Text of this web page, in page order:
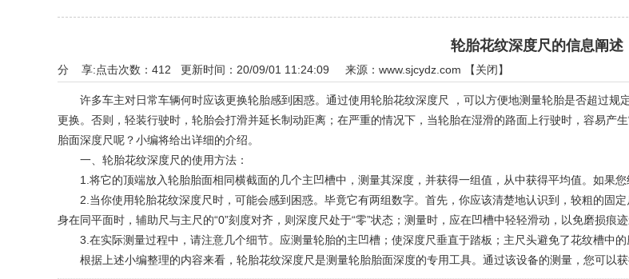
轮胎花纹深度尺的信息阐述
点击次数： 412 更新时间：20/09/01 11:24:09 来源： www.sjcydz.com 【关闭】
分 享:
许多车主对日常车辆何时应该更换轮胎感到困惑。通过使用轮胎花纹深度尺 ，可以方便地测量轮胎是否超过规
更换。否则，轻装行驶时，轮胎会打滑并延长制动距离；在严重的情况下，当轮胎在湿滑的路面上行驶时，容易产
胎面深度尺呢？小编将给出详细的介绍。
一、轮胎花纹深度尺的使用方法：
1.将它的顶端放入轮胎胎面相同横截面的几个主凹槽中，测量其深度，并获得一组值，从中获得平均值。如果
2.当你使用轮胎花纹深度尺时，可能会感到困惑。毕竟它有两组数字。首先，你应该清楚地认识到，较粗的固
身在同平面时，辅助尺与主尺的“0”刻度对齐，则深度尺处于“零”状态；测量时，应在凹槽中轻轻滑动，以免磨损痕
3.在实际测量过程中，请注意几个细节。应测量轮胎的主凹槽；使深度尺垂直于踏板；主尺头避免了花纹槽中的
根据上述小编整理的内容来看，轮胎花纹深度尺是测量轮胎胎面深度的专用工具。通过该设备的测量，您可以获